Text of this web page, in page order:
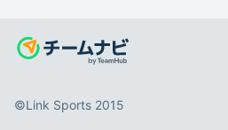
©️Link Sports 2015